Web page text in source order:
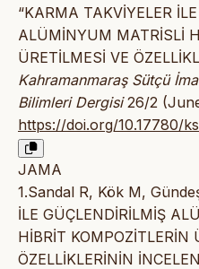
“KARMA TAKVİYELER
ALÜMİNYUM MATRİSLİ
ÜRETİLMESİ VE
Kahramanmaraş Sütçü
Bilimleri Dergisi26/2
https://doi.org/10.17780/
JAMA
1.Sandal R, Kök M,
İLE GÜÇLENDİRİLMİŞ
HİBRİT KOMPOZİTLERİN
ÖZELLİKLERİNİN